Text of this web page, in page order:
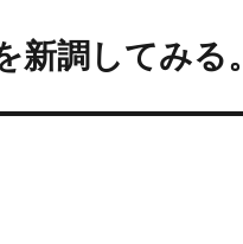
新調してみる。